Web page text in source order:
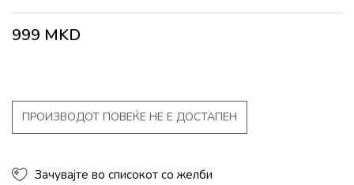
999 MKD
ПРОИЗВОДОТ ПОВЕЌЕ НЕ Е ДОСТАПЕН
Зачувајте во списокот со желби